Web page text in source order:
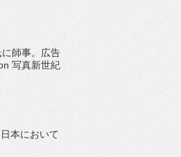
師事。広告
写真新世紀
本において